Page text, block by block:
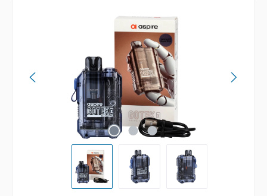
Bildergalerie überspringen